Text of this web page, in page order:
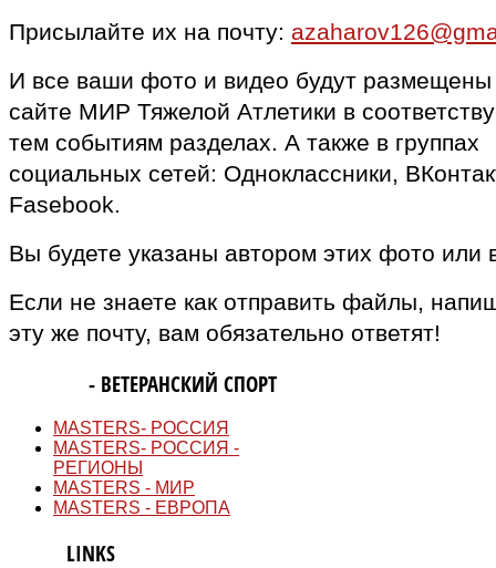
Присылайте их на почту:
И все ваши фото и видео будут размещены
сайте МИР Тяжелой Атлетики в
тем событиям разделах. А также в группах
социальных сетей: Одноклассники,
Fasebook.
Вы будете указаны автором этих фото или
Если не знаете как отправить файлы,
эту же почту, вам обязательно ответят!
- ВЕТЕРАНСКИЙ СПОРТ
MASTERS- РОССИЯ
MASTERS- РОССИЯ -
РЕГИОНЫ
MASTERS - МИР
MASTERS - ЕВРОПА
LINKS